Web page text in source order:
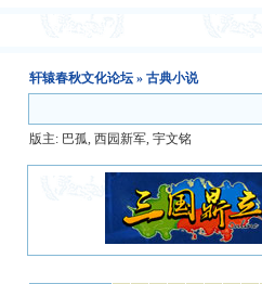
轩辕春秋文化论坛» 古典小说
版主: 巴孤, 西园新军, 宇文铭